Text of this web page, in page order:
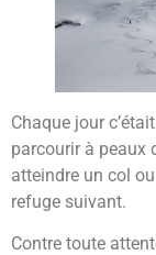
Chaque jour
parcourir à peaux
atteindre un col
refuge suivant.
Contre toute